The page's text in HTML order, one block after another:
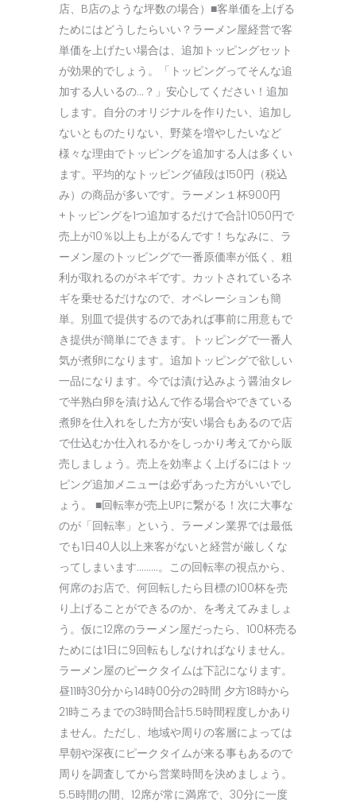
店、B店のような坪数の場合）■客単価を上げる
ためにはどうしたらいい？ラーメン屋経営で客
単価を上げたい場合は、追加トッピングセット
が効果的でしょう。「トッピングってそんな追
加する人いるの…？」安心してください！追加
します。自分のオリジナルを作りたい、追加し
ないとものたりない、野菜を増やしたいなど
様々な理由でトッピングを追加する人は多くい
ます。平均的なトッピング値段は150円（税込
み）の商品が多いです。ラーメン１杯900円
+トッピングを1つ追加するだけで合計1050円で
売上が10％以上も上がるんです！ちなみに、ラ
ーメン屋のトッピングで一番原価率が低く、粗
利が取れるのがネギです。カットされているネ
ギを乗せるだけなので、オペレーションも簡
単。別皿で提供するのであれば事前に用意もで
き提供が簡単にできます。トッピングで一番人
気が煮卵になります。追加トッピングで欲しい
一品になります。今では漬け込みよう醤油タレ
で半熟白卵を漬け込んで作る場合やできている
煮卵を仕入れをした方が安い場合もあるので店
で仕込むか仕入れるかをしっかり考えてから販
売しましょう。売上を効率よく上げるにはトッ
ピング追加メニューは必ずあった方がいいでし
ょう。 ■回転率が売上UPに繋がる！次に大事な
のが「回転率」という、ラーメン業界では最低
でも1日40人以上来客がないと経営が厳しくな
ってしまいます………。この回転率の視点から、
何席のお店で、何回転したら目標の100杯を売
り上げることができるのか、を考えてみましょ
う。仮に12席のラーメン屋だったら、100杯売る
ためには1日に9回転もしなければなりません。
ラーメン屋のピークタイムは下記になります。
昼11時30分から14時00分の2時間 夕方18時から
21時ころまでの3時間合計5.5時間程度しかあり
ません。ただし、地域や周りの客層によっては
早朝や深夜にピークタイムが来る事もあるので
周りを調査してから営業時間を決めましょう。
5.5時間の間、12席が常に満席で、30分に一度